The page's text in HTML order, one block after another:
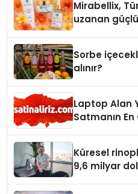
Mirabellix,
uzanan
Sorbe
alınır?
Laptop Alan
Satmanın En
Küresel
9,6 milyar